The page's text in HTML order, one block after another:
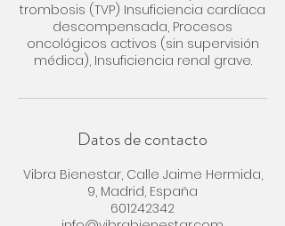
trombosis (TVP) Insuficiencia cardíaca
descompensada, Procesos
oncológicos activos (sin supervisión
médica), Insuficiencia renal grave.
Datos de contacto
Vibra Bienestar, Calle Jaime Hermida,
9, Madrid, España
601242342